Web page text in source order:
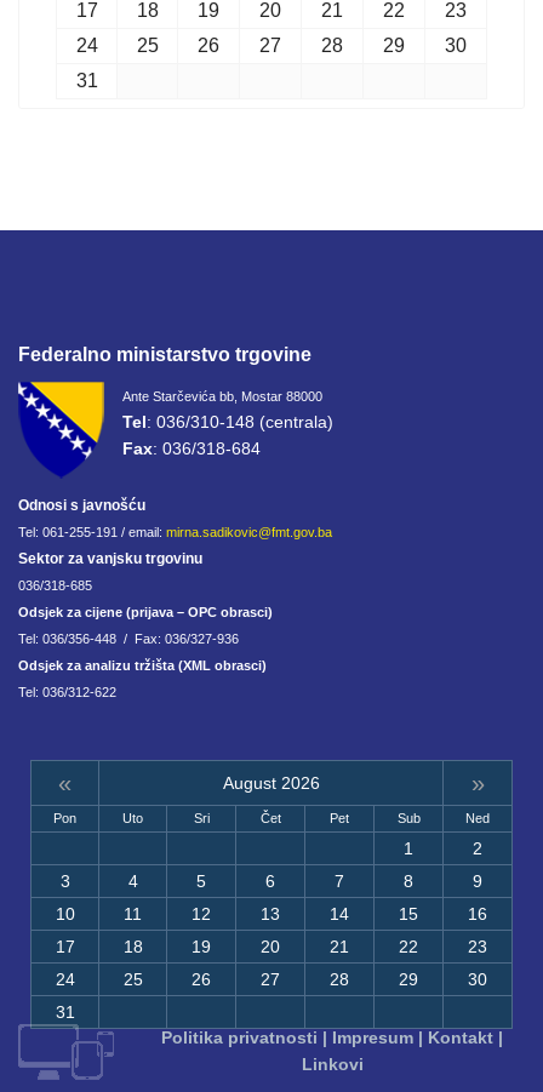
17
18 19 20 21 22
23
24
25 26 27 28 29
30
31
Federalno ministarstvo trgovine
Ante Starčevića bb, Mostar 88000
Tel: 036/310-148 (centrala)
Fax: 036/318-684
Odnosi s javnošću
Tel: 061-255-191 / email: mirna.sadikovic@fmt.gov.ba
Sektor za vanjsku trgovinu
036/318-685
Odsjek za cijene (prijava – OPC obrasci)
Tel: 036/356-448 / Fax: 036/327-936
Odsjek za analizu tržišta (XML obrasci)
Tel: 036/312-622
« August 2026 »
Pon Uto Sri Čet Pet Sub Ned
1
2
3
4 5 6 7 8
9
10
11 12 13 14 15
16
17
18 19 20 21 22
23
24
25 26 27 28 29
30
31
Politika privatnosti | Impresum | Kontakt |
Linkovi